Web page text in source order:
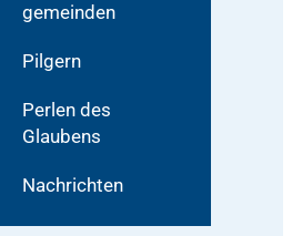
gemeinden
Pilgern
Perlen des
Glaubens
Nachrichten